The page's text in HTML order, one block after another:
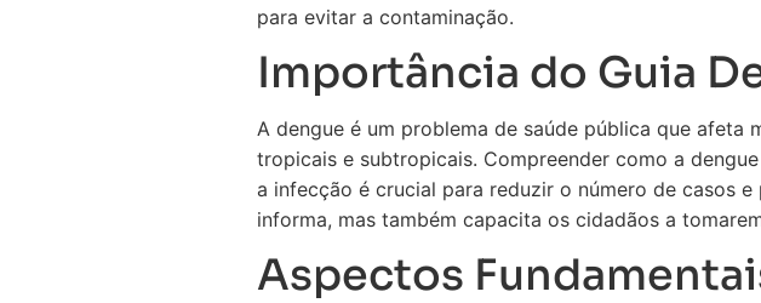
para evitar a contaminação.
Importância do Guia
A dengue é um problema de saúde pública que afeta
tropicais e subtropicais. Compreender como a
a infecção é crucial para reduzir o número de casos
informa, mas também capacita os cidadãos a
Aspectos